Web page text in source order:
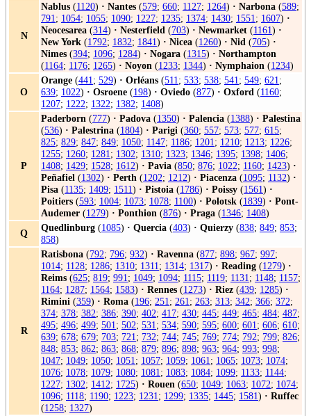
N
Nablus (1120) · Nantes (579; 660; 1127; 1264) · Narbona (589;
791; 1054; 1055; 1090; 1227; 1235; 1374; 1430; 1551; 1607) ·
Neocesarea (314) · Nesterfield (703) · Newmarket (1161) ·
New York (1792; 1832; 1841) · Nicea (1260) · Nid (705) ·
Nimes (394; 1096; 1284) · Nogara (1315) · Northampton
(1164; 1176; 1265) · Noyon (1233; 1344) · Nymphaion (1234)
O
Orange (441; 529) · Orléans (511; 533; 538; 541; 549; 621;
639; 1022) · Osroene (198) · Oviedo (877) · Oxford (1160;
1207; 1222; 1322; 1382; 1408)
P
Paderborn (777) · Padova (1350) · Palencia (1388) · Palestina
(536) · Palestrina (1804) · Parigi (360; 557; 573; 577; 615;
825; 829; 847; 849; 1050; 1147; 1186; 1201; 1210; 1213; 1226;
1255; 1260; 1281; 1302; 1310; 1323; 1346; 1395; 1398; 1406;
1408; 1429; 1528; 1612) · Pavia (850; 876; 1022; 1160; 1423) ·
Peñafiel (1302) · Perth (1202; 1212) · Piacenza (1095; 1132) ·
Pisa (1135; 1409; 1511) · Pistoia (1786) · Poissy (1561) ·
Poitiers (593; 1004; 1073; 1078; 1100) · Polotsk (1839) · Pont-
Audemer (1279) · Ponthion (876) · Praga (1346; 1408)
Q
Quedlinburg (1085) · Quercia (403) · Quierzy (838; 849; 853;
858)
R
Ratisbona (792; 796; 932) · Ravenna (877; 898; 967; 997;
1014; 1128; 1286; 1310; 1311; 1314; 1317) · Reading (1279) ·
Reims (625; 819; 991; 1049; 1094; 1115; 1119; 1131; 1148; 1157;
1164; 1287; 1564; 1583) · Rennes (1273) · Riez (439; 1285) ·
Rimini (359) · Roma (196; 251; 261; 263; 313; 342; 366; 372;
374; 378; 382; 386; 390; 402; 417; 430; 445; 449; 465; 484; 487;
495; 496; 499; 501; 502; 531; 534; 590; 595; 600; 601; 606; 610;
639; 678; 679; 703; 721; 732; 744; 745; 769; 774; 792; 799; 826;
848; 853; 862; 863; 868; 879; 896; 898; 963; 964; 993; 998;
1047; 1049; 1050; 1051; 1057; 1059; 1061; 1065; 1073; 1074;
1076; 1078; 1079; 1080; 1081; 1083; 1084; 1099; 1133; 1144;
1227; 1302; 1412; 1725) · Rouen (650; 1049; 1063; 1072; 1074;
1096; 1118; 1190; 1223; 1231; 1299; 1335; 1445; 1581) · Ruffec
(1258; 1327)